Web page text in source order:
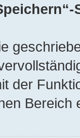
der
Bereich